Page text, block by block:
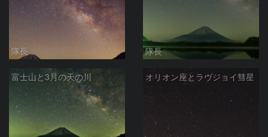
隊長 隊長
富士山と3月の天の川 オリオン座とラヴジョイ彗星